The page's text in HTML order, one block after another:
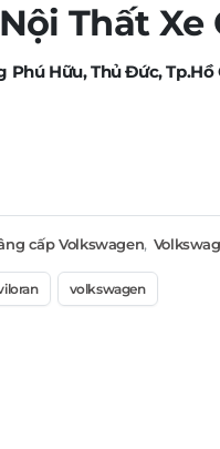
Thất Xe
Phú Hữu, Thủ Đức, Tp.Hồ
cấp Volkswagen,
volkswagen